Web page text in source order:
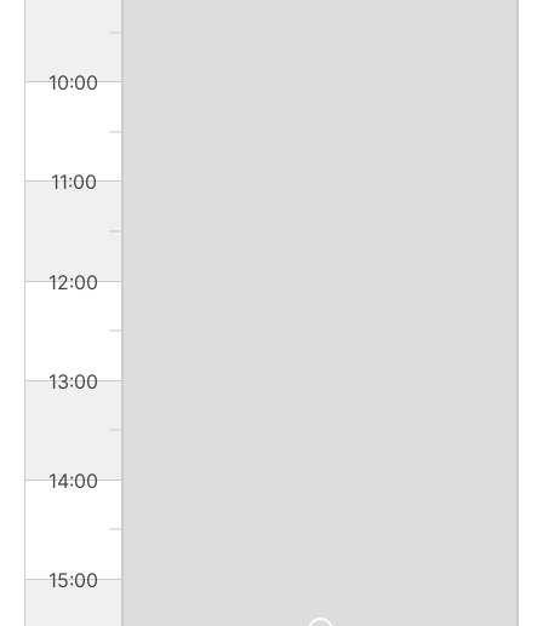
10:00
11:00
12:00
13:00
14:00
15:00